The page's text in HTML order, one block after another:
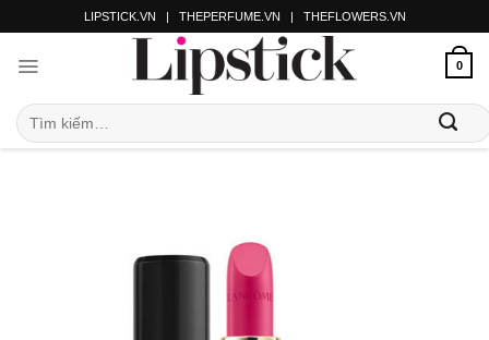
LIPSTICK.VN | THEPERFUME.VN | THEFLOWERS.VN
0